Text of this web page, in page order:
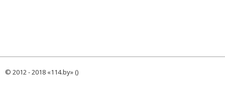
© 2012 - 2018 «114.by» ()